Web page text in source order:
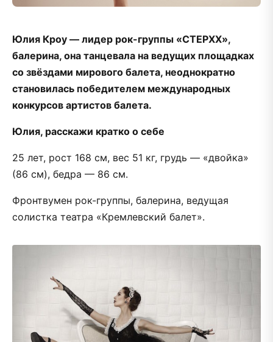
Юлия Кроу — лидер рок-группы «СТЕРХХ»,
балерина, она танцевала на ведущих площадках
со звёздами мирового балета, неоднократно
становилась победителем международных
конкурсов артистов балета.
Юлия, расскажи кратко о себе
25 лет, рост 168 см, вес 51 кг, грудь — «двойка»
(86 см), бедра — 86 см.
Фронтвумен рок-группы, балерина, ведущая
солистка театра «Кремлевский балет».